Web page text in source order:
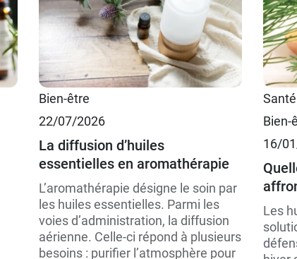
Bien-être
22/07/2026
La diffusion d’huiles
essentielles en aromathérapie
L’aromathérapie désigne le soin par
les huiles essentielles. Parmi les
voies d’administration, la diffusion
aérienne. Celle-ci répond à plusieurs
besoins : purifier l’atmosphère pour
Santé
Bien-
16/
Les